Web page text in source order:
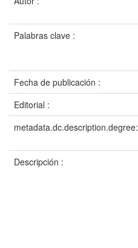
Palabras clave :
Fecha de publicación :
Editorial :
metadata.dc.description.degree:
Descripción :